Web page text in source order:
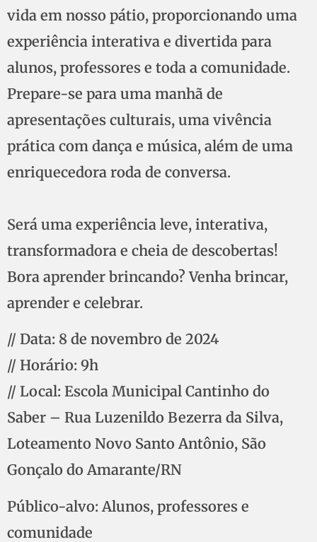
vida em nosso pátio, proporcionando uma
experiência interativa e divertida para
alunos, professores e toda a comunidade.
Prepare-se para uma manhã de
apresentações culturais, uma vivência
prática com dança e música, além de uma
enriquecedora roda de conversa.
Será uma experiência leve, interativa,
transformadora e cheia de descobertas!
Bora aprender brincando? Venha brincar,
aprender e celebrar.
// Data: 8 de novembro de 2024
// Horário: 9h
// Local: Escola Municipal Cantinho do
Saber – Rua Luzenildo Bezerra da Silva,
Loteamento Novo Santo Antônio, São
Gonçalo do Amarante/RN
Público-alvo: Alunos, professores e
comunidade